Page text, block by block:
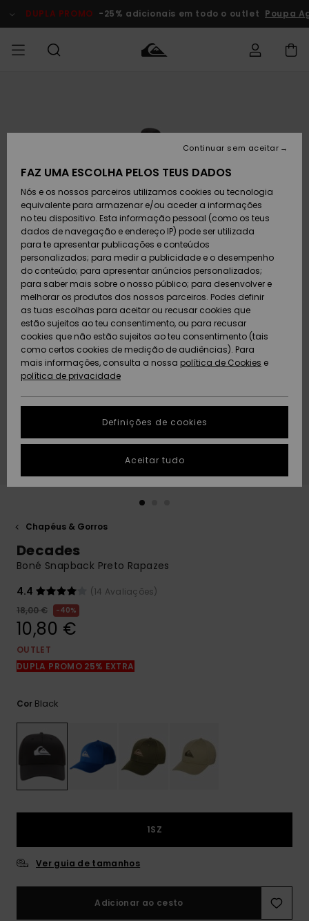
do
DUPLA PROMO -25% adicionais em todo o outlet Poupa
Calçado e
chinelos
Surfe/água
Snow
Artigos
recém-
chegados
Coleções
MENINO
Calçado e
chinelos
Surfe/água
Neve
Artigos
recém-
chegados
Highlights
MULHER
chegados
Highlights
Snow
SURF
Crianças
Highlights
Community
SNOW
Artigos
Criança
Snow Shop
Feminino
Highlights
Community
DUPLA
PROMO
Criança
Outlet
Mulher
AJUDA
Devoluções
Pagamento
Cartão
presente
Quiksilver
Freedom
Protecção de
dados
Guia de
tamanhos
conversa para
obteres a
resposta mais
rápida à tua
Encontra
respostas
para as
formulário de
contacto.
SUSTAINABILITY
PRESENTE
DESEJO
Chapéus & Gorros
Decades
Boné Snapback Preto Rapazes
4.4
(14 Avaliações)
18,00 €
40%
10,80 €
OUTLET
DUPLA PROMO 25% EXTRA
Cor Black
1SZ
Ver guia de tamanhos
Adicionar ao cesto
FAZ UMA ESCOLHA PELOS TEUS DADOS
Nós e os nossos parceiros utilizamos cookies ou tecnologia
equivalente para armazenar e/ou aceder a informações
no teu dispositivo. Esta informação pessoal (como os teus
dados de navegação e endereço IP) pode ser utilizada
para te apresentar publicações e conteúdos
personalizados; para medir a publicidade e o desempenho
do conteúdo; para apresentar anúncios personalizados;
para saber mais sobre o nosso público; para desenvolver e
melhorar os produtos dos nossos parceiros. Podes definir
as tuas escolhas para aceitar ou recusar cookies que
estão sujeitos ao teu consentimento, ou para recusar
cookies que não estão sujeitos ao teu consentimento (tais
como certos cookies de medição de audiências). Para
mais informações, consulta a nossa política de Cookies e
política de privacidade
Definições de cookies
Continuar sem aceitar
Aceitar tudo